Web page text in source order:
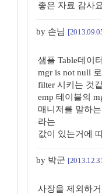
좋은 자료 감사
by 손님
샘플 Table데이
mgr is not null
filter 시키는 것
emp 테이블의
매니저를 말하
라는
값이 있는거에
by 박군
사장을 제외하